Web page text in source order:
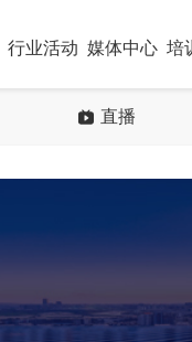
行业活动 媒体中心 培
直播